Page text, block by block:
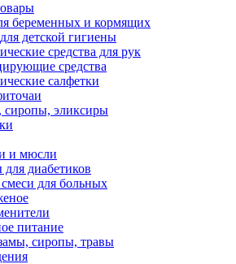
беременных и кормящих
детской гигиены
средства для рук
средства
салфетки
сиропы, эликсиры
и мюсли
диабетиков
для больных
питание
сиропы, травы